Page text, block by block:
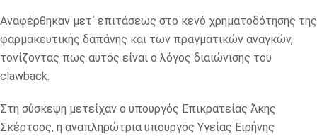
Αναφέρθηκαν μετ΄ επιτάσεως στο κενό χρηματοδότησης της
φαρμακευτικής δαπάνης και των πραγματικών αναγκών,
τονίζοντας πως αυτός είναι ο λόγος διαιώνισης του
clawback.
Στη σύσκεψη μετείχαν ο υπουργός Επικρατείας Άκης
Σκέρτσος, η αναπληρώτρια υπουργός Υγείας Ειρήνης